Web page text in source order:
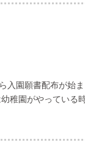
入園願書配布が始
稚園がやってい